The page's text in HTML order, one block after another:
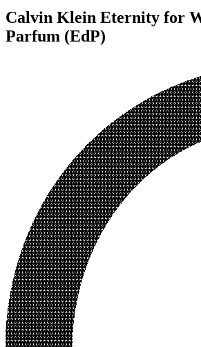
Calvin Klein Eternity for
Parfum (EdP)